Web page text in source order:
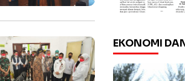
EKONOMI